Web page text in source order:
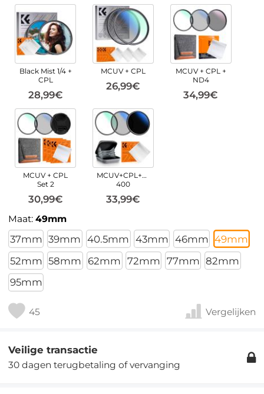
Black Mist 1/4 +
CPL
28,99€
MCUV + CPL
26,99€
MCUV + CPL +
ND4
34,99€
MCUV + CPL
Set 2
30,99€
MCUV+CPL+ND2-
400
33,99€
Maat:49mm
37mm 39mm 40.5mm 43mm 46mm 49mm
52mm 58mm 62mm 72mm 77mm 82mm
95mm
45 Vergelijken
Veilige transactie
30 dagen terugbetaling of vervanging